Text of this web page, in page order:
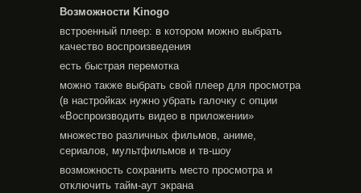
Возможности Kinogo
встроенный плеер: в котором можно выбрать
качество воспроизведения
есть быстрая перемотка
можно также выбрать свой плеер для просмотра
(в настройках нужно убрать галочку с опции
«Воспроизводить видео в приложении»
множество различных фильмов, аниме,
сериалов, мультфильмов и тв-шоу
возможность сохранить место просмотра и
отключить тайм-аут экрана